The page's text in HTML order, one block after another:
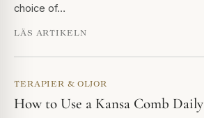
choice of…
LÄS ARTIKELN
TERAPIER & OLJOR
How to Use a Kansa Comb Daily